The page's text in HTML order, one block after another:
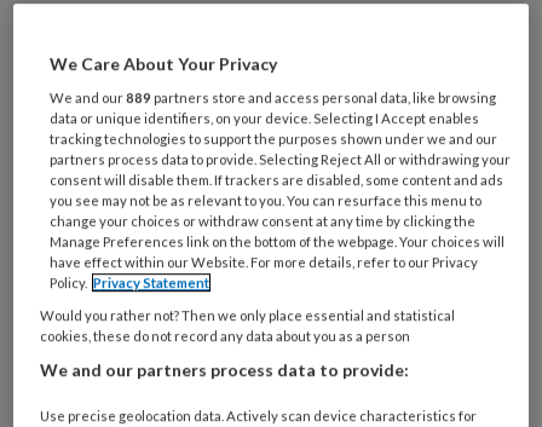
termen uit de positieve psychologie),
competenties zijn van de ‘gezonde
volwassene’ (schematherapie).
De module bestaat uit tien sessies met een
eventuele follow-up. De oefeningen zijn
cognitief, gedragsmatig en experiëntieel. De
module is zowel individueel als in de groep
inzetbaar. Afhankelijk van de behoeften en
We Care About Your Privacy
We and our889 partners store and access personal data, like browsing
data or unique identifiers, on your device. Selecting I Accept enables
tracking technologies to support the purposes shown under we and our
partners process data to provide. Selecting Reject All or withdrawing your
consent will disable them. If trackers are disabled, some content and ads
you see may not be as relevant to you. You can resurface this menu to
change your choices or withdraw consent at any time by clicking the
Manage Preferences link on the bottom of the webpage. Your choices will
have effect within our Website. For more details, refer to our Privacy
Policy. Privacy Statement
Would you rather not? Then we only place essential and statistical
cookies, these do not record any data about you as a person
We and our partners process data to provide:
Use precise geolocation data. Actively scan device characteristics for